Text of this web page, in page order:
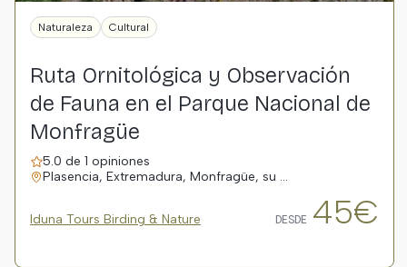
Naturaleza Cultural
Ruta Ornitológica y Observación
de Fauna en el Parque Nacional de
Monfragüe
5.0 de 1 opiniones
Plasencia, Extremadura, Monfragüe, su …
Iduna Tours Birding & Nature DESDE 45€